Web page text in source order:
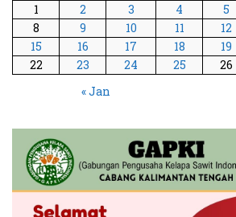
1
2 3 4 5
8
9 10 11 12
15
16 17 18 19
22
23 24 25 26
« Jan